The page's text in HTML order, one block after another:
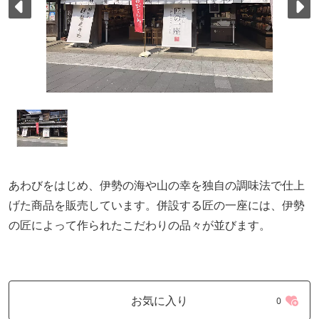
あわびをはじめ、伊勢の海や山の幸を独自の調味法で仕上
げた商品を販売しています。併設する匠の一座には、伊勢
の匠によって作られたこだわりの品々が並びます。
お気に入り 0